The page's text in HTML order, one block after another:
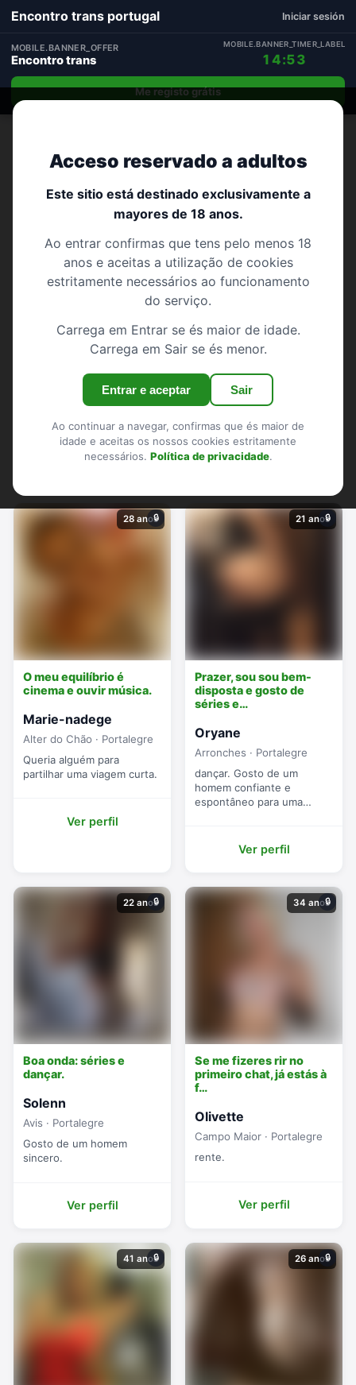
Acceso reservado a adultos
Este sitio está destinado exclusivamente a
mayores de 18 anos.
Ao entrar confirmas que tens pelo menos 18
anos e aceitas a utilização de cookies
estritamente necessários ao funcionamento
do serviço.
Carrega em Entrar se és maior de idade.
Carrega em Sair se és menor.
Entrar e aceptar Sair
Ao continuar a navegar, confirmas que és maior de
idade e aceitas os nossos cookies estritamente
necessários. Política de privacidade.
Encontro trans portugal Iniciar sesión
MOBILE.BANNER_OFFER
Encontro trans
MOBILE.BANNER_TIMER_LABEL
14:52
Me registo grátis
PORTALEGRE 182 perfis
Encontro trans Portalegre
Procuras Encontro trans em Portalegre? – registo
grátis em menos de 1 minuto
Arronches Avis Campo Maior
Castelo de Vide Crato Elvas Fronteira
Monforte Nisa Ponte de Sor
Sousel
28 anos
🔒
O meu equilíbrio é
cinema e ouvir música.
Marie-nadege
Alter do Chão · Portalegre
Queria alguém para
partilhar uma viagem curta.
Ver perfil
21 anos
🔒
Prazer, sou sou bem-
disposta e gosto de
séries e…
Oryane
Arronches · Portalegre
dançar. Gosto de um
homem confiante e
espontâneo para uma
Ver perfil
22 anos
🔒
Boa onda: séries e
dançar.
Solenn
Avis · Portalegre
Gosto de um homem
sincero.
Ver perfil
34 anos
🔒
Se me fizeres rir no
primeiro chat, já estás à
f…
Olivette
Campo Maior · Portalegre
rente.
Ver perfil
41 anos
🔒 26 anos
🔒